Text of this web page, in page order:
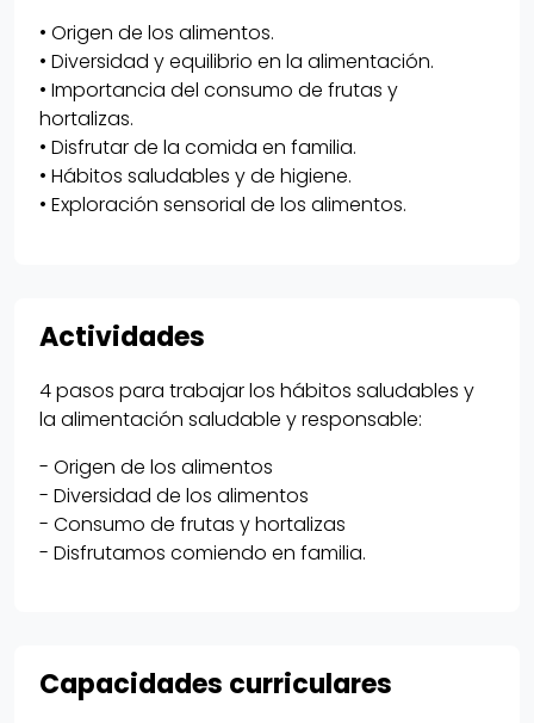
• Origen de los alimentos.
• Diversidad y equilibrio en la alimentación.
• Importancia del consumo de frutas y
hortalizas.
• Disfrutar de la comida en familia.
• Hábitos saludables y de higiene.
• Exploración sensorial de los alimentos.
Actividades
4 pasos para trabajar los hábitos saludables y
la alimentación saludable y responsable:
- Origen de los alimentos
- Diversidad de los alimentos
- Consumo de frutas y hortalizas
- Disfrutamos comiendo en familia.
Capacidades curriculares